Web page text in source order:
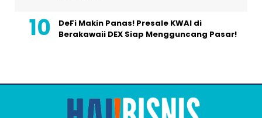
DeFi Makin Panas! Presale KWAI di
Berakawaii DEX Siap Mengguncang Pasar!